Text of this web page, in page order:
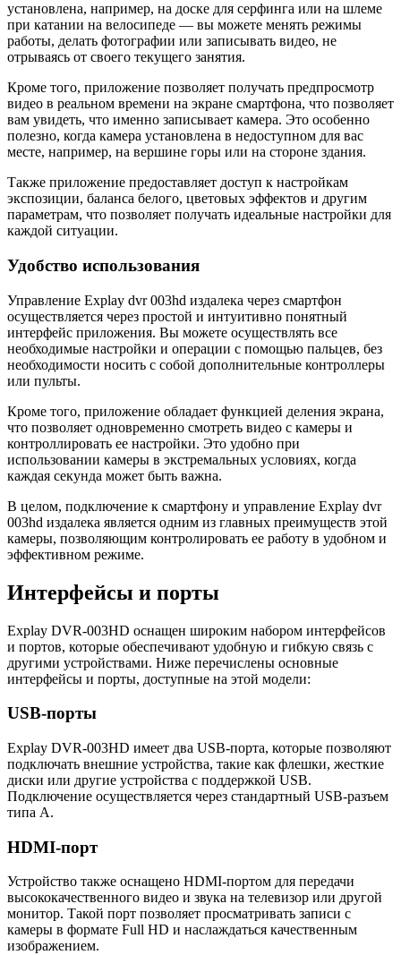
установлена, например, на доске для серфинга или на шлеме
при катании на велосипеде — вы можете менять режимы
работы, делать фотографии или записывать видео, не
отрываясь от своего текущего занятия.
Кроме того, приложение позволяет получать предпросмотр
видео в реальном времени на экране смартфона, что позволяет
вам увидеть, что именно записывает камера. Это особенно
полезно, когда камера установлена в недоступном для вас
месте, например, на вершине горы или на стороне здания.
Также приложение предоставляет доступ к настройкам
экспозиции, баланса белого, цветовых эффектов и другим
параметрам, что позволяет получать идеальные настройки для
каждой ситуации.
Удобство использования
Управление Explay dvr 003hd издалека через смартфон
осуществляется через простой и интуитивно понятный
интерфейс приложения. Вы можете осуществлять все
необходимые настройки и операции с помощью пальцев, без
необходимости носить с собой дополнительные контроллеры
или пульты.
Кроме того, приложение обладает функцией деления экрана,
что позволяет одновременно смотреть видео с камеры и
контроллировать ее настройки. Это удобно при
использовании камеры в экстремальных условиях, когда
каждая секунда может быть важна.
В целом, подключение к смартфону и управление Explay dvr
003hd издалека является одним из главных преимуществ этой
камеры, позволяющим контролировать ее работу в удобном и
эффективном режиме.
Интерфейсы и порты
Explay DVR-003HD оснащен широким набором интерфейсов
и портов, которые обеспечивают удобную и гибкую связь с
другими устройствами. Ниже перечислены основные
интерфейсы и порты, доступные на этой модели:
USB-порты
Explay DVR-003HD имеет два USB-порта, которые позволяют
подключать внешние устройства, такие как флешки, жесткие
диски или другие устройства с поддержкой USB.
Подключение осуществляется через стандартный USB-разъем
типа A.
HDMI-порт
Устройство также оснащено HDMI-портом для передачи
высококачественного видео и звука на телевизор или другой
монитор. Такой порт позволяет просматривать записи с
камеры в формате Full HD и наслаждаться качественным
изображением.